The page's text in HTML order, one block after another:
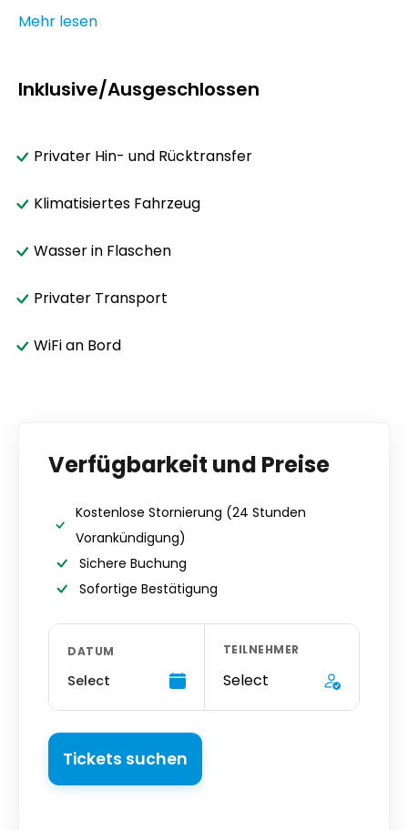
Mehr lesen
Inklusive/Ausgeschlossen
Privater Hin- und Rücktransfer
Klimatisiertes Fahrzeug
Wasser in Flaschen
Privater Transport
WiFi an Bord
Verfügbarkeit und Preise
Kostenlose Stornierung (24 Stunden
Vorankündigung)
Sichere Buchung
Sofortige Bestätigung
DATUM
Select
TEILNEHMER
Select
Tickets suchen